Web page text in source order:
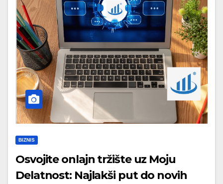
BIZNIS
Osvojite onlajn tržište uz Moju
Delatnost: Najlakši put do novih